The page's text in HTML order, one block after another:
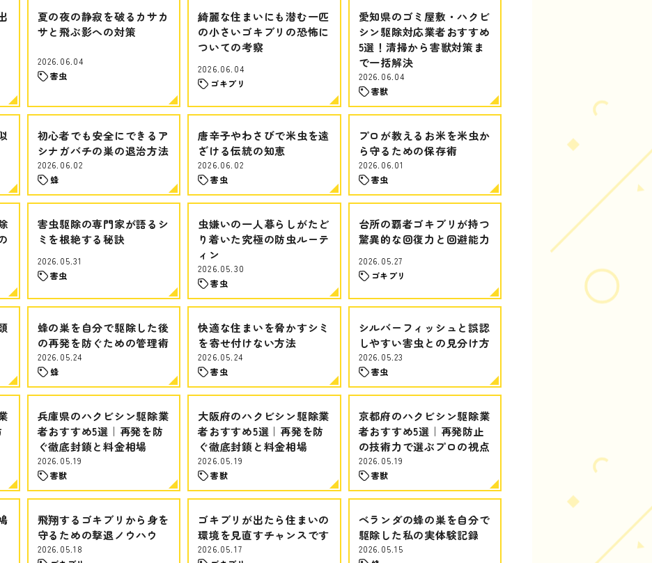
夏の夜の静寂を破るカサカ
サと飛ぶ影への対策
2026.06.04
害虫
綺麗な住まいにも潜む一匹
の小さいゴキブリの恐怖に
ついての考察
2026.06.04
ゴキブリ
愛知県のゴミ屋敷・ハクビ
シン駆除対応業者おすすめ
5選！清掃から害獣対策ま
で一括解決
2026.06.04
害獣
初心者でも安全にできるア
シナガバチの巣の退治方法
2026.06.02
蜂
唐辛子やわさびで米虫を遠
ざける伝統の知恵
2026.06.02
害虫
プロが教えるお米を米虫か
ら守るための保存術
2026.06.01
害虫
害虫駆除の専門家が語るシ
ミを根絶する秘訣
2026.05.31
害虫
虫嫌いの一人暮らしがたど
り着いた究極の防虫ルーテ
ィン
2026.05.30
害虫
台所の覇者ゴキブリが持つ
驚異的な回復力と回避能力
2026.05.27
ゴキブリ
蜂の巣を自分で駆除した後
の再発を防ぐための管理術
2026.05.24
蜂
快適な住まいを脅かすシミ
を寄せ付けない方法
2026.05.24
害虫
シルバーフィッシュと誤認
しやすい害虫との見分け方
2026.05.23
害虫
兵庫県のハクビシン駆除業
者おすすめ5選｜再発を防
ぐ徹底封鎖と料金相場
2026.05.19
害獣
大阪府のハクビシン駆除業
者おすすめ5選｜再発を防
ぐ徹底封鎖と料金相場
2026.05.19
害獣
京都府のハクビシン駆除業
者おすすめ5選｜再発防止
の技術力で選ぶプロの視点
2026.05.19
害獣
飛翔するゴキブリから身を
守るための撃退ノウハウ
2026.05.18
ゴキブリが出たら住まいの
環境を見直すチャンスです
2026.05.17
ベランダの蜂の巣を自分で
駆除した私の実体験記録
2026.05.15